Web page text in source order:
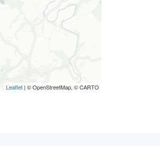
Leaflet | © OpenStreetMap, © CARTO